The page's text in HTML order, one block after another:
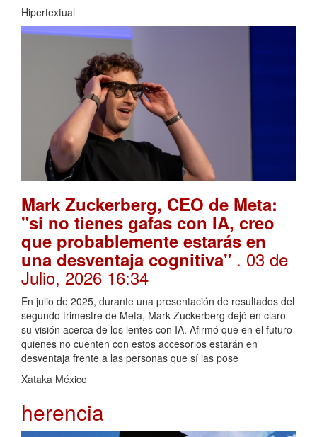
Hipertextual
Mark Zuckerberg, CEO de Meta:
"si no tienes gafas con IA, creo
que probablemente estarás en
una desventaja cognitiva" . 03 de
Julio, 2026 16:34
En julio de 2025, durante una presentación de resultados del
segundo trimestre de Meta, Mark Zuckerberg dejó en claro
su visión acerca de los lentes con IA. Afirmó que en el futuro
quienes no cuenten con estos accesorios estarán en
desventaja frente a las personas que sí las pose
Xataka México
herencia